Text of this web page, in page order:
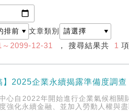
文章類別
2099-12-31 ， 搜尋結果共 1
】2025企業永續揭露準備度調查
心自2022年開始進行企業氣候相關
強化永續金融、並加入勞動人權與